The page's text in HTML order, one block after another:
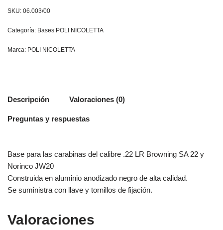
SKU: 06.003/00
Categoría: Bases POLI NICOLETTA
Marca: POLI NICOLETTA
Descripción Valoraciones (0)
Preguntas y respuestas
Base para las carabinas del calibre .22 LR Browning SA 22 y
Norinco JW20
Construida en aluminio anodizado negro de alta calidad.
Se suministra con llave y tornillos de fijación.
Valoraciones